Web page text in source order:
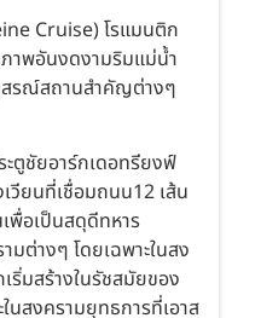
Cruise) โรแมนติก
าพอันงดงามริมแม่น้ำ
รณ์สถานสำคัญต่างๆ
ตูชัยอาร์กเดอทรียงฟ์
วียนที่เชื่อมถนน12 เส้น
พื่อเป็นสดุดีทหาร
มต่างๆ โดยเฉพาะในสง
ริ่มสร้างในรัชสมัยของ
นสงครามยุทธการที่เอาส